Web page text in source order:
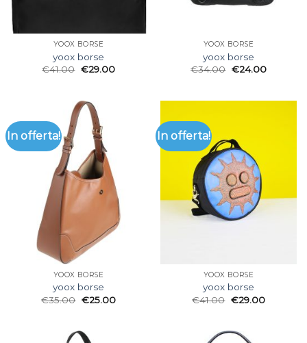
YOOX BORSE
yoox borse
€41.00 €29.00
YOOX BORSE
yoox borse
€34.00 €24.00
In offerta!
YOOX BORSE
yoox borse
€35.00 €25.00
In offerta!
YOOX BORSE
yoox borse
€41.00 €29.00